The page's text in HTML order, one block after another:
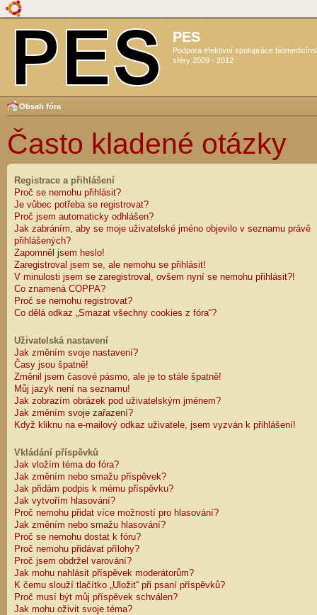
PES
Podpora efektivní spolupráce
sféry 2009 - 2012
Obsah fóra
Často kladené otázky
Registrace a přihlášení
Proč se nemohu přihlásit?
Je vůbec potřeba se registrovat?
Proč jsem automaticky odhlášen?
Jak zabráním, aby se moje uživatelské jméno objevilo v seznamu právě
přihlášených?
Zapomněl jsem heslo!
Zaregistroval jsem se, ale nemohu se přihlásit!
V minulosti jsem se zaregistroval, ovšem nyní se nemohu přihlásit?!
Co znamená COPPA?
Proč se nemohu registrovat?
Co dělá odkaz „Smazat všechny cookies z fóra“?
Uživatelská nastavení
Jak změním svoje nastavení?
Časy jsou špatně!
Změnil jsem časové pásmo, ale je to stále špatně!
Můj jazyk není na seznamu!
Jak zobrazím obrázek pod uživatelským jménem?
Jak změním svoje zařazení?
Když kliknu na e-mailový odkaz uživatele, jsem vyzván k přihlášení!
Vkládání příspěvků
Jak vložím téma do fóra?
Jak změním nebo smažu příspěvek?
Jak přidám podpis k mému příspěvku?
Jak vytvořím hlasování?
Proč nemohu přidat více možností pro hlasování?
Jak změním nebo smažu hlasování?
Proč se nemohu dostat k fóru?
Proč nemohu přidávat přílohy?
Proč jsem obdržel varování?
Jak mohu nahlásit příspěvek moderátorům?
K čemu slouží tlačítko „Uložit“ při psaní příspěvků?
Proč musí být můj příspěvek schválen?
Jak mohu oživit svoje téma?